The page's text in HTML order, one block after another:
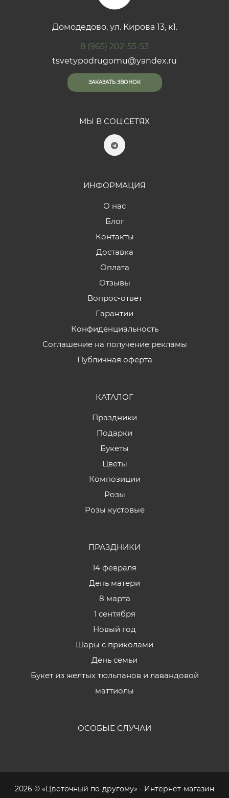
Домодедово, ул. Кирова 13, к1.
8 (965) 202-55-53
tsvetypodrugomu@yandex.ru
ЗАКАЗАТЬ ЗВОНОК
МЫ В СОЦ.СЕТЯХ
ИНФОРМАЦИЯ
О нас
Блог
Контакты
Доставка
Оплата
Отзывы
Вопрос-ответ
Гарантии
Конфиденциальность
Соглашение на получение рекламы
Публичная оферта
КАТАЛОГ
Праздники
Подарки
Букеты
Цветы
Композиции
Розы
Розы кустовые
ПРАЗДНИКИ
14 февраля
День матери
8 марта
1 сентября
Новый год
Шары с приколами
День семьи
Букет из желтых тюльпанов и лавандовой
маттиолы
ОСОБЫЕ СЛУЧАИ
2026 © «Цветочный по-другому» - Интернет-магазин